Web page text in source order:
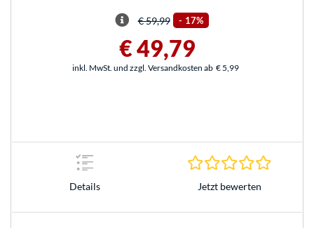
€ 59,99 - 17%
€ 49,79
inkl. MwSt. und zzgl. Versandkosten ab € 5,99
Details Jetzt bewerten